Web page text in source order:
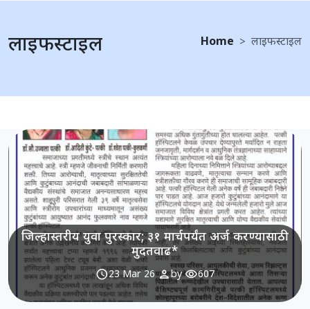
लाइफस्टाइल Home लाइफस्टाइल
जिल्हास्तरीय युवा पुरस्कार; ३१ मार्चपर्यंत अर्ज करण्यासाठी
मुदतवाढ*
schedule23 Mar 26 personby visibility607